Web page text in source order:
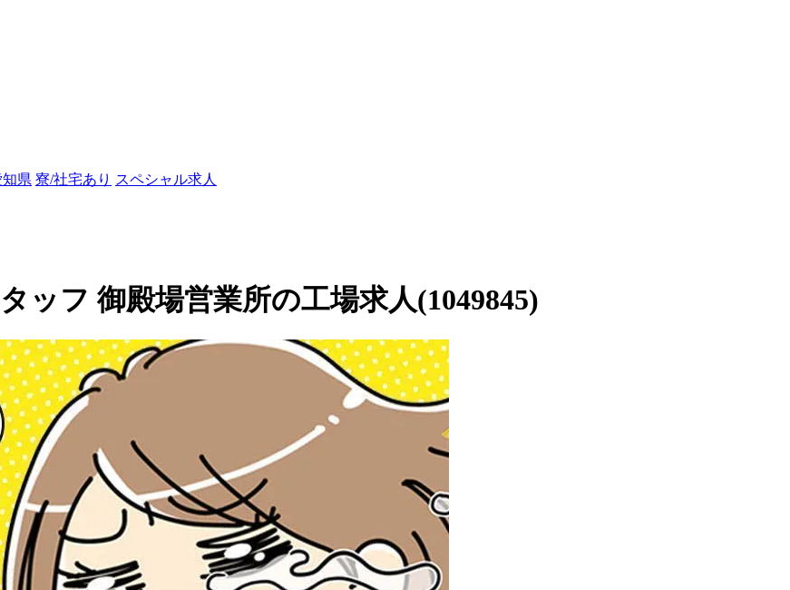
県 寮/社宅あり スペシャル求人
ッフ 御殿場営業所の工場求人(1049845)